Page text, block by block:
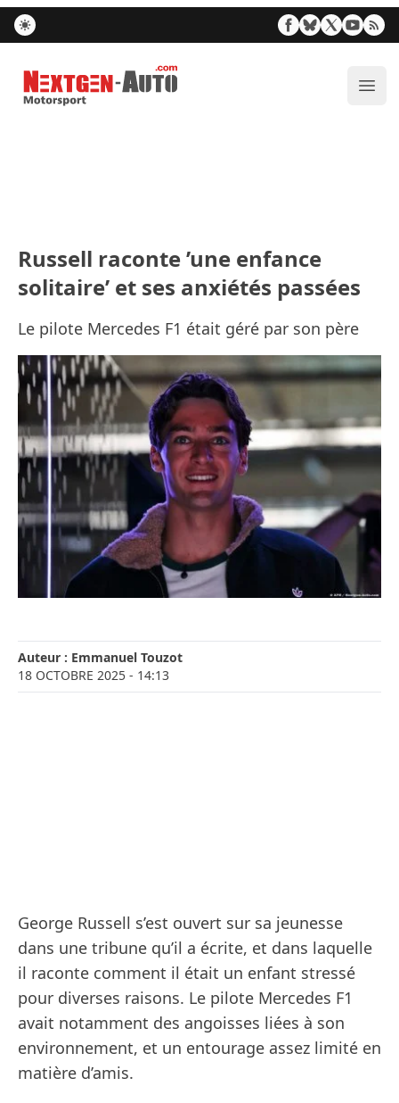
Nextgen-Auto.com
Russell raconte ’une enfance
solitaire’ et ses anxiétés passées
Le pilote Mercedes F1 était géré par son père
Auteur : Emmanuel Touzot
18 OCTOBRE 2025 - 14:13
George Russell s’est ouvert sur sa jeunesse
dans une tribune qu’il a écrite, et dans laquelle
il raconte comment il était un enfant stressé
pour diverses raisons. Le pilote Mercedes F1
avait notamment des angoisses liées à son
environnement, et un entourage assez limité en
matière d’amis.